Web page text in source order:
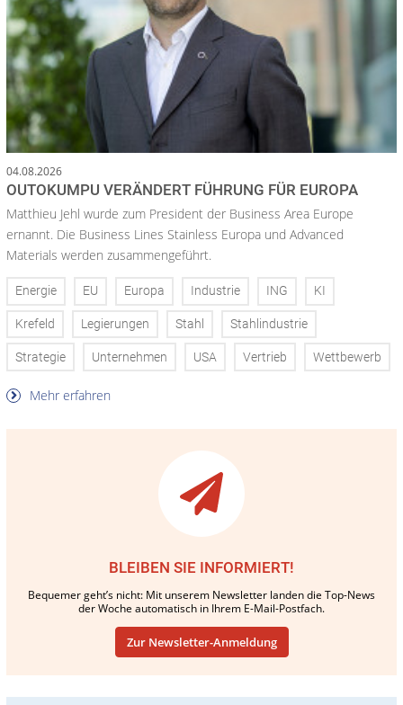
04.08.2026
OUTOKUMPU VERÄNDERT FÜHRUNG FÜR EUROPA
Matthieu Jehl wurde zum President der Business Area Europe
ernannt. Die Business Lines Stainless Europa und Advanced
Materials werden zusammengeführt.
Energie EU Europa Industrie ING KI
Krefeld Legierungen Stahl Stahlindustrie
Strategie Unternehmen USA Vertrieb Wettbewerb
Mehr erfahren
BLEIBEN SIE INFORMIERT!
Bequemer geht’s nicht: Mit unserem Newsletter landen die Top-News
der Woche automatisch in Ihrem E-Mail-Postfach.
Zur Newsletter-Anmeldung